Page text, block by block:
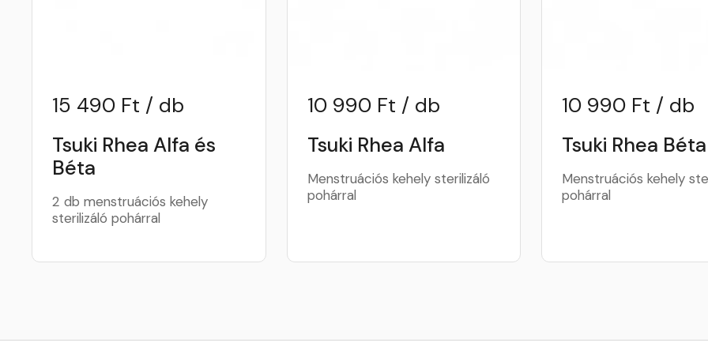
15 490 Ft / db
Tsuki Rhea Alfa és
Béta
2 db menstruációs kehely
sterilizáló pohárral
10 990 Ft / db
Tsuki Rhea Alfa
Menstruációs kehely sterilizáló
pohárral
10 990 Ft / db
Tsuki Rhea Béta
Menstruációs kehely
pohárral